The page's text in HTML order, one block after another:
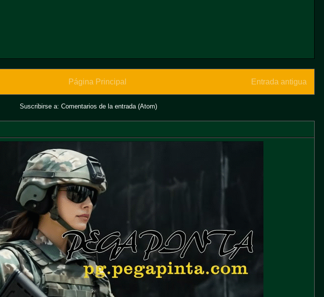
Entrada antigua
Página Principal
Suscribirse a: Comentarios de la entrada (Atom)